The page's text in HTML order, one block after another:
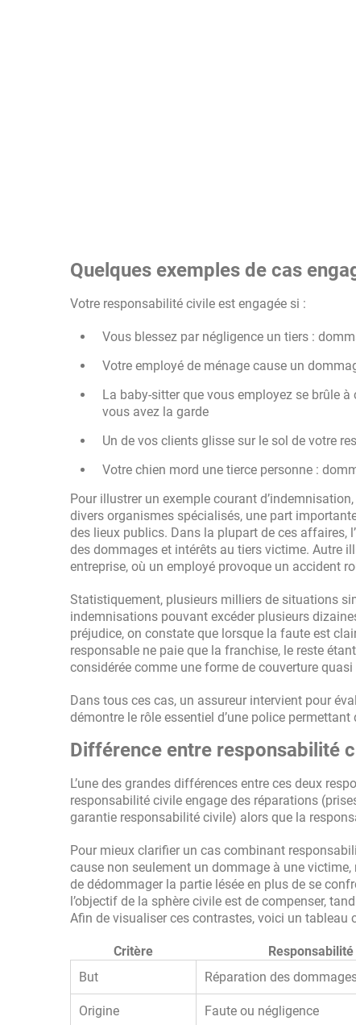
Quelques exemples de cas
Votre responsabilité civile est engagée si :
Vous blessez par négligence un tiers :
Votre employé de ménage cause un
La baby-sitter que vous employez se brûle
vous avez la garde
Un de vos clients glisse sur le sol de votre
Votre chien mord une tierce personne :
Pour illustrer un exemple courant
divers organismes spécialisés, une part
des lieux publics. Dans la plupart de ces affaires,
des dommages et intérêts au tiers victime. Autre
entreprise, où un employé provoque un accident
Statistiquement, plusieurs milliers de situations
indemnisations pouvant excéder plusieurs
préjudice, on constate que lorsque la faute est
responsable ne paie que la franchise, le reste
considérée comme une forme de couverture
Dans tous ces cas, un assureur intervient pour
démontre le rôle essentiel d’une police
Différence entre responsabilité
L’une des grandes différences entre ces deux
responsabilité civile engage des réparations
garantie responsabilité civile) alors que la
Pour mieux clarifier un cas combinant
cause non seulement un dommage à une
de dédommager la partie lésée en plus de se
l’objectif de la sphère civile est de compenser,
Afin de visualiser ces contrastes, voici un tableau
Critère
But
Réparation des
Origine Faute ou négligence